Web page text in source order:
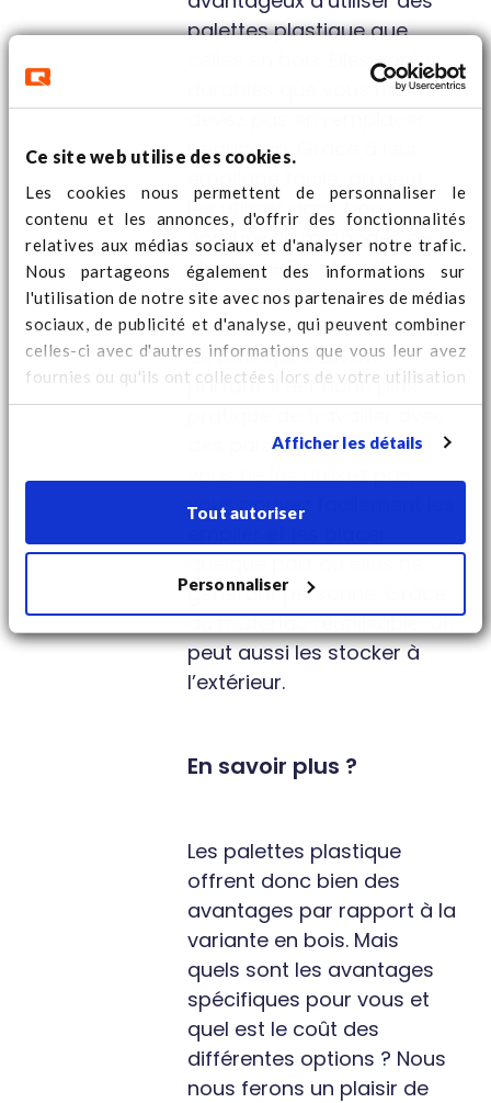
Ce site web utilise des cookies.
Les cookies nous permettent de personnaliser le
contenu et les annonces, d'offrir des fonctionnalités
relatives aux médias sociaux et d'analyser notre trafic.
Nous partageons également des informations sur
l'utilisation de notre site avec nos partenaires de médias
sociaux, de publicité et d'analyse, qui peuvent combiner
celles-ci avec d'autres informations que vous leur avez
fournies ou qu'ils ont collectées lors de votre utilisation
de leurs services. Regardezicipour des informations
Afficher les détails
Tout autoriser
Personnaliser
palettes plastique que
celles en bois. Elles sont si
durables que vous ne
beaucoup. Grâce à leur
les utiliser dans bon
nombre de méthodes de
stockage. De plus, elles
n’ont pas d’échardes
ennuyeuses ni de copeaux
de bois qui traînent
partout. Il est donc plus
des palettes plastique. Si
vous ne les utilisez pas,
vous pouvez facilement les
quelque part où elles ne
gêneront personne. Grâce
au matériau réutilisable, on
peut aussi les stocker à
l’extérieur.
En savoir plus ?
Les palettes plastique
offrent donc bien des
avantages par rapport à la
variante en bois. Mais
quels sont les avantages
spécifiques pour vous et
quel est le coût des
différentes options ? Nous
nous ferons un plaisir de